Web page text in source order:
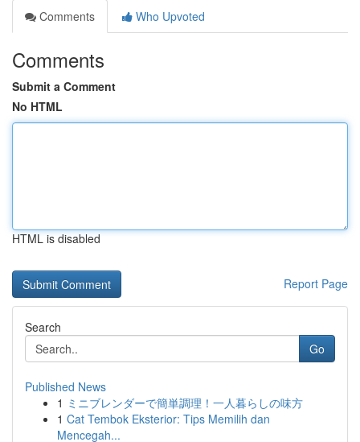
Comments
Who Upvoted
Comments
Submit a Comment
No HTML
HTML is disabled
Report Page
Search
Go
Published News
1 ミニブレンダーで簡単調理！一人暮らしの味方
1 Cat Tembok Eksterior: Tips Memilih dan
Mencegah...